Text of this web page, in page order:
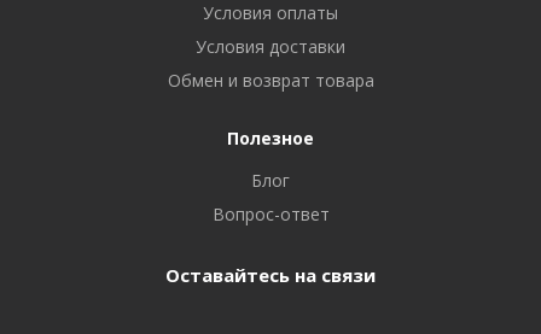
Условия оплаты
Условия доставки
Обмен и возврат товара
Полезное
Блог
Вопрос-ответ
Оставайтесь на связи